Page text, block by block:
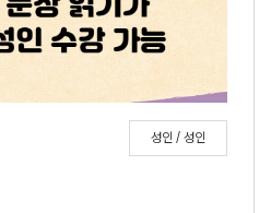
성인 / 성인